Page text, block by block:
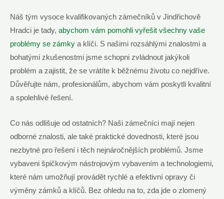
Náš tým vysoce kvalifikovaných zámečníků v Jindřichově
Hradci je tady, abychom vám pomohli vyřešit všechny vaše
problémy se zámky a klíči. S našimi rozsáhlými znalostmi a
bohatými zkušenostmi jsme schopni zvládnout jakýkoli
problém a zajistit, že se vrátíte k běžnému životu co nejdříve.
Důvěřujte nám, profesionálům, abychom vám poskytli kvalitní
a spolehlivé řešení.
Co nás odlišuje od ostatních? Naši zámečníci mají nejen
odborné znalosti, ale také praktické dovednosti, které jsou
nezbytné pro řešení i těch nejnáročnějších problémů. Jsme
vybaveni špičkovým nástrojovým vybavením a technologiemi,
které nám umožňují provádět rychlé a efektivní opravy či
výměny zámků a klíčů. Bez ohledu na to, zda jde o zlomený